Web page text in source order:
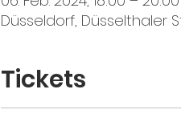
Düsseldorf, Düsselthaler
Tickets